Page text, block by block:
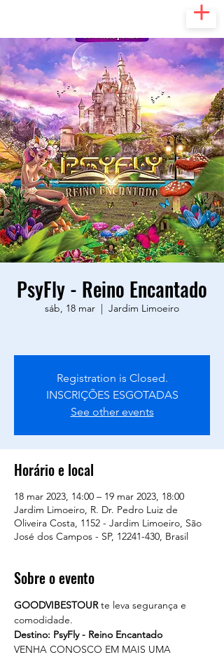
PsyFly - Reino Encantado
sáb, 18 mar
  |
Jardim Limoeiro
Registration is Closed.
INSCRIÇÕES ESGOTADAS
See other events
Horário e local
18 mar 2023, 14:00 – 19 mar 2023, 18:00
Jardim Limoeiro, R. Dr. Pedro Luiz de
Oliveira Costa, 1152 - Jardim Limoeiro, São
José dos Campos - SP, 12241-430, Brasil
Sobre o evento
GOODVIBESTOUR te leva segurança e
comodidade.
Destino: PsyFly - Reino Encantado
VENHA CONOSCO EM MAIS UMA